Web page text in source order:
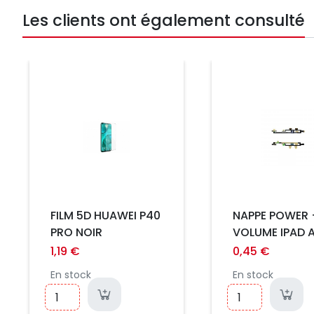
Les clients ont également consulté
FILM 5D HUAWEI P40
PRO NOIR
1,19 €
En stock
NAPPE POWER
VOLUME IPAD
2017 9.7" /
MINI / MINI 2
0,45 €
En stock